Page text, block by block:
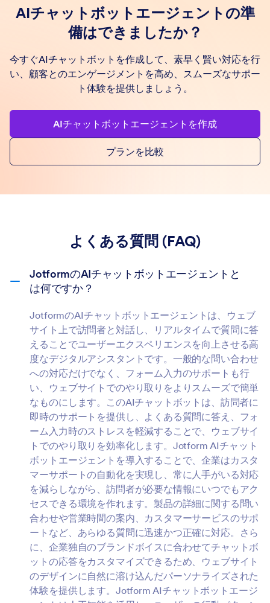
AIチャットボットエージェントの準
備はできましたか？
今すぐAIチャットボットを作成して、素早く賢い対応を行
い、顧客とのエンゲージメントを高め、スムーズなサポー
ト体験を提供しましょう。
AIチャットボットエージェントを作成
プランを比較
よくある質問 (FAQ)
JotformのAIチャットボットエージェントと
は何ですか？
JotformのAIチャットボットエージェントは、ウェブ
サイト上で訪問者と対話し、リアルタイムで質問に答
えることでユーザーエクスペリエンスを向上させる高
度なデジタルアシスタントです。一般的な問い合わせ
への対応だけでなく、フォーム入力のサポートも行
い、ウェブサイトでのやり取りをよりスムーズで簡単
なものにします。このAIチャットボットは、訪問者に
即時のサポートを提供し、よくある質問に答え、フォ
ーム入力時のストレスを軽減することで、ウェブサイ
トでのやり取りを効率化します。Jotform AIチャット
ボットエージェントを導入することで、企業はカスタ
マーサポートの自動化を実現し、常に人手がいる対応
を減らしながら、訪問者が必要な情報にいつでもアク
セスできる環境を作れます。製品の詳細に関する問い
合わせや営業時間の案内、カスタマーサービスのサポ
ートなど、あらゆる質問に迅速かつ正確に対応。さら
に、企業独自のブランドボイスに合わせてチャットボ
ットの応答をカスタマイズできるため、ウェブサイト
のデザインに自然に溶け込んだパーソナライズされた
体験を提供します。Jotform AIチャットボットエージ